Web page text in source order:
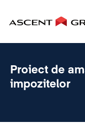
Proiect de
impozitelor